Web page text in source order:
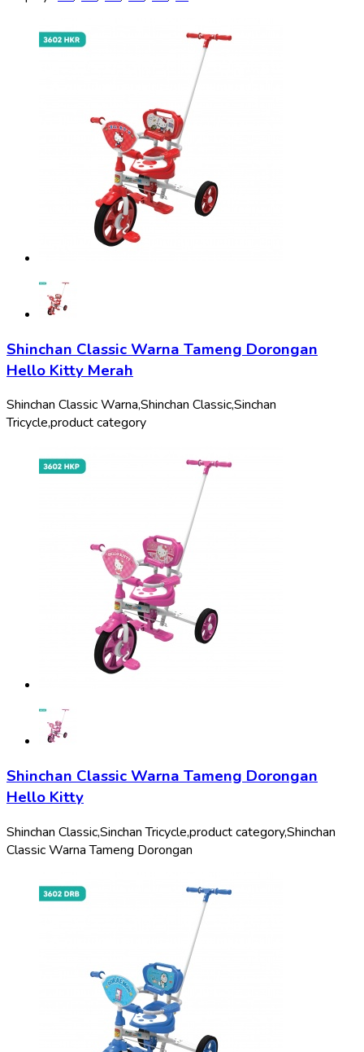
Shinchan Classic Warna Tameng Dorongan
Hello Kitty Merah
Shinchan Classic Warna,Shinchan Classic,Sinchan
Tricycle,product category
Shinchan Classic Warna Tameng Dorongan
Hello Kitty
Shinchan Classic,Sinchan Tricycle,product category,Shinchan
Classic Warna Tameng Dorongan